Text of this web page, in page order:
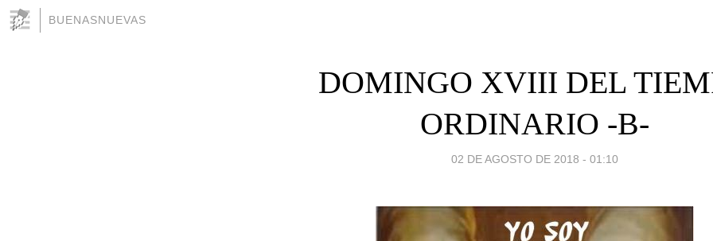
BUENASNUEVAS
DOMINGO XVIII DEL
ORDINARIO -B-
02 DE AGOSTO DE 2018 - 01:10